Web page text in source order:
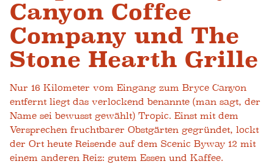
Canyon Coffee
Company und The
Stone Hearth Grille
Nur 16 Kilometer vom Eingang zum Bryce Canyon
entfernt liegt das verlockend benannte (man sagt, der
Name sei bewusst gewählt) Tropic. Einst mit dem
Versprechen fruchtbarer Obstgärten gegründet, lockt
der Ort heute Reisende auf dem Scenic Byway 12 mit
einem anderen Reiz: gutem Essen und Kaffee.